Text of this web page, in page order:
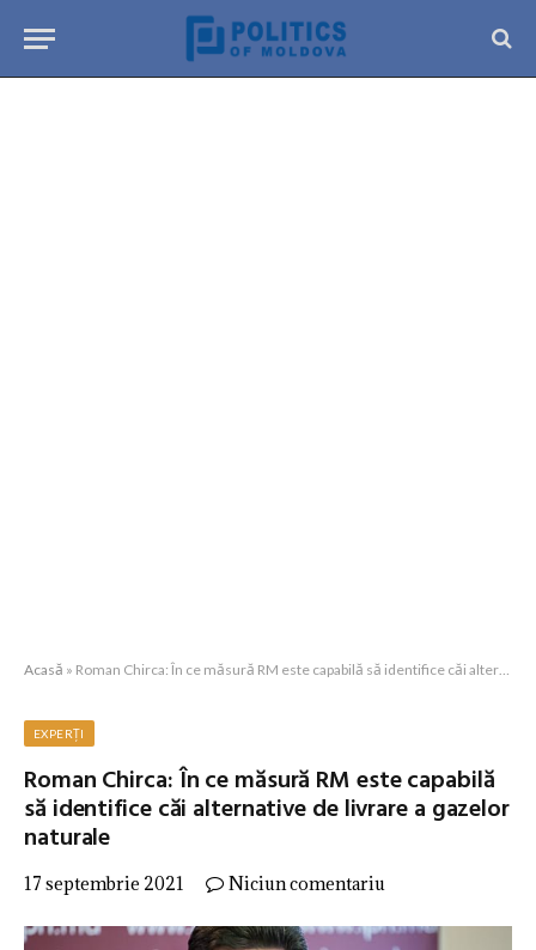
Acasă » Roman Chirca: În ce măsură RM este capabilă să identifice căi alternative de livrare a gazelor naturale
EXPERȚI
Roman Chirca: În ce măsură RM este capabilă
să identifice căi alternative de livrare a gazelor
naturale
17 septembrie 2021 Niciun comentariu